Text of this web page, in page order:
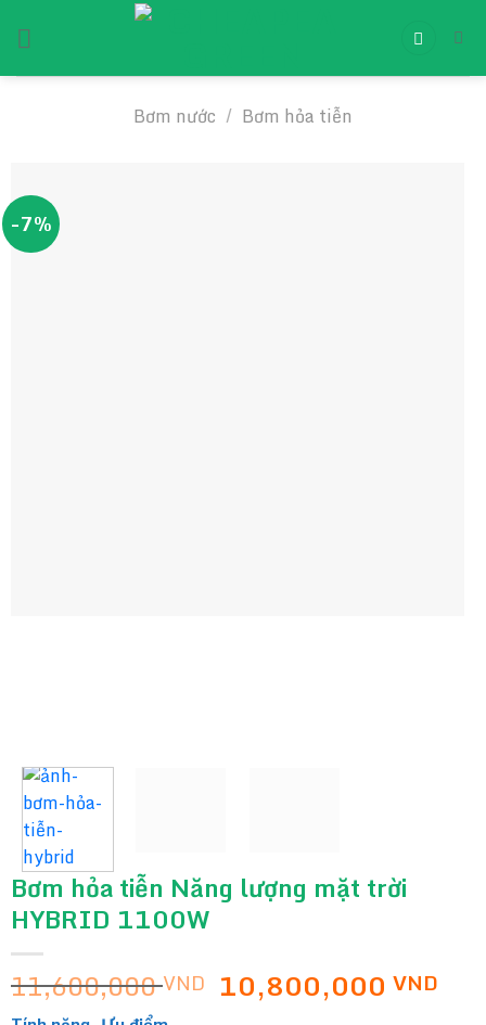
đến
Bơm nước / Bơm hỏa tiễn
-7%
Bơm hỏa tiễn Năng lượng mặt trời
HYBRID 1100W
11,600,000VND Giá
gốc
10,800,000VND